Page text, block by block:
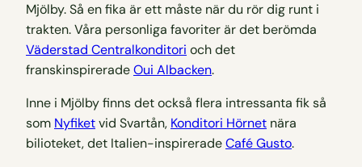
Mjölby. Så en fika är ett måste när du rör dig runt i
trakten. Våra personliga favoriter är det berömda
Väderstad Centralkonditori och det
franskinspireradeOui Albacken.
Inne i Mjölby finns det också flera intressanta fik så
som Nyfiketvid Svartån, Konditori Hörnet nära
bilioteket, det Italien-inspireradeCafé Gusto.